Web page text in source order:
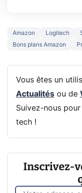
Amazon Logitech
Bons plans Amazon
Vous êtes un
Actualitésou de
Suivez-nous
tech !
Inscrivez-